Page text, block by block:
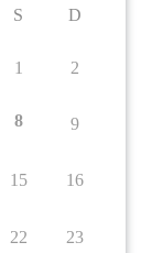
S D
1 2
8 9
15 16
22 23